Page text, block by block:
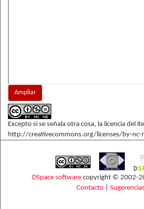
Ampliar
Excepto si se señala otra cosa, la licencia del
http://creativecommons.org/licenses/by-
DSpace software copyright © 2002-
Contacto|